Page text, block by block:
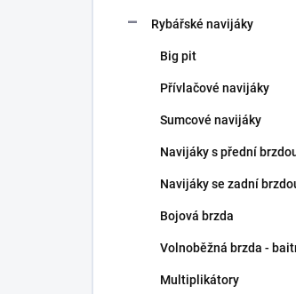
Rybářské navijáky
Big pit
Přívlačové navijáky
Sumcové navijáky
Navijáky s přední
Navijáky se zadní
Bojová brzda
Volnoběžná brzda -
Multiplikátory